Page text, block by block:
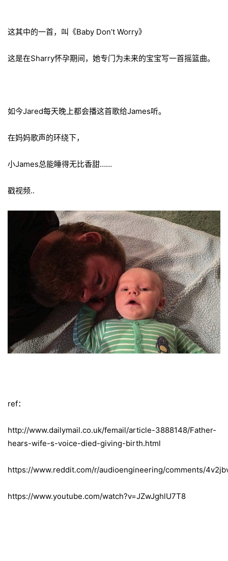
这其中的一首，叫《Baby Don’t Worry》
这是在Sharry怀孕期间，她专门为未来的宝宝写一首摇篮曲。
如今Jared每天晚上都会播这首歌给James听。
在妈妈歌声的环绕下，
小James总能睡得无比香甜……
戳视频..
ref：
http://www.dailymail.co.uk/femail/article-3888148/Father-
hears-wife-s-voice-died-giving-birth.html
https://www.reddit.com/r/audioengineering/comments/
https://www.youtube.com/watch?v=JZwJghlU7T8